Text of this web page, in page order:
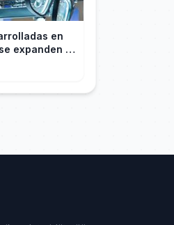
en
expanden a